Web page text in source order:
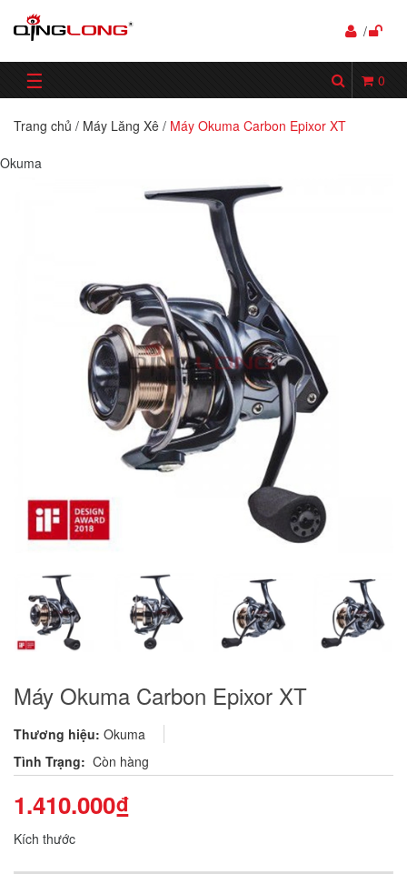
/
☰ 0
Trang chủ / Máy Lăng Xê / Máy Okuma Carbon Epixor XT
Okuma
Máy Okuma Carbon Epixor XT
Thương hiệu: Okuma
Tình Trạng: Còn hàng
1.410.000₫
Kích thước